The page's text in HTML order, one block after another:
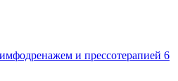
и прессотерапией 6